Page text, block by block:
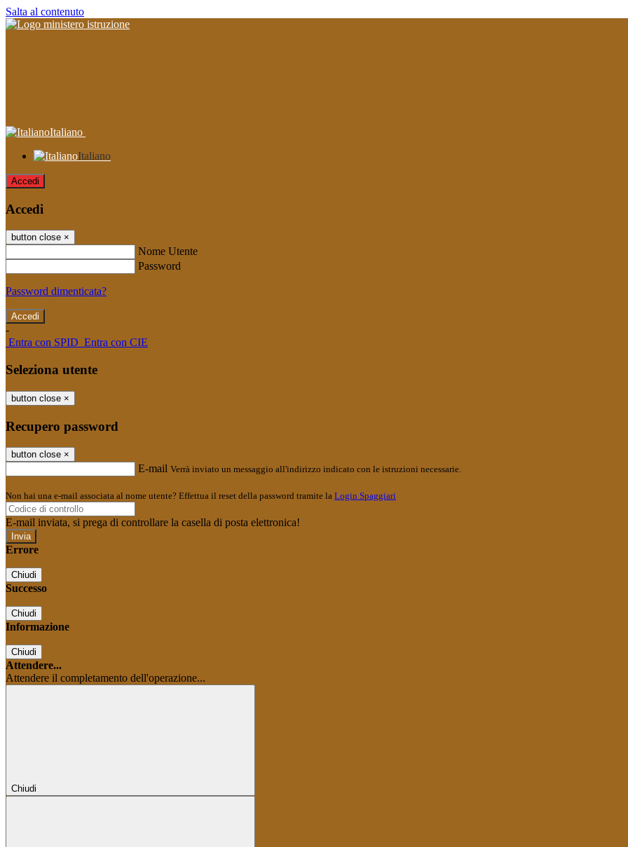
Salta al contenuto
Italiano
Italiano
Accedi
Accedi
button close ×
Nome Utente
Password
Password dimenticata?
-
Entra con SPID Entra con CIE
Seleziona utente
button close ×
Recupero password
button close ×
E-mail Verrà inviato un messaggio all'indirizzo indicato con le istruzioni necessarie.
Non hai una e-mail associata al nome utente? Effettua il reset della password tramite la Login Spaggiari
E-mail inviata, si prega di controllare la casella di posta elettronica!
Errore
Chiudi
Successo
Chiudi
Informazione
Chiudi
Attendere...
Attendere il completamento dell'operazione...
Chiudi